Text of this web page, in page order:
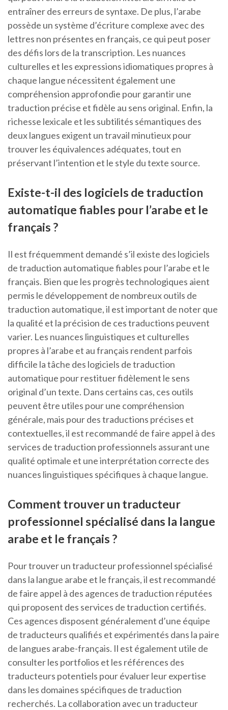
entraîner des erreurs de syntaxe. De plus, l’arabe
possède un système d’écriture complexe avec des
lettres non présentes en français, ce qui peut poser
des défis lors de la transcription. Les nuances
culturelles et les expressions idiomatiques propres à
chaque langue nécessitent également une
compréhension approfondie pour garantir une
traduction précise et fidèle au sens original. Enfin, la
richesse lexicale et les subtilités sémantiques des
deux langues exigent un travail minutieux pour
trouver les équivalences adéquates, tout en
préservant l’intention et le style du texte source.
Existe-t-il des logiciels de traduction
automatique fiables pour l’arabe et le
français ?
Il est fréquemment demandé s’il existe des logiciels
de traduction automatique fiables pour l’arabe et le
français. Bien que les progrès technologiques aient
permis le développement de nombreux outils de
traduction automatique, il est important de noter que
la qualité et la précision de ces traductions peuvent
varier. Les nuances linguistiques et culturelles
propres à l’arabe et au français rendent parfois
difficile la tâche des logiciels de traduction
automatique pour restituer fidèlement le sens
original d’un texte. Dans certains cas, ces outils
peuvent être utiles pour une compréhension
générale, mais pour des traductions précises et
contextuelles, il est recommandé de faire appel à des
services de traduction professionnels assurant une
qualité optimale et une interprétation correcte des
nuances linguistiques spécifiques à chaque langue.
Comment trouver un traducteur
professionnel spécialisé dans la langue
arabe et le français ?
Pour trouver un traducteur professionnel spécialisé
dans la langue arabe et le français, il est recommandé
de faire appel à des agences de traduction réputées
qui proposent des services de traduction certifiés.
Ces agences disposent généralement d’une équipe
de traducteurs qualifiés et expérimentés dans la paire
de langues arabe-français. Il est également utile de
consulter les portfolios et les références des
traducteurs potentiels pour évaluer leur expertise
dans les domaines spécifiques de traduction
recherchés. La collaboration avec un traducteur